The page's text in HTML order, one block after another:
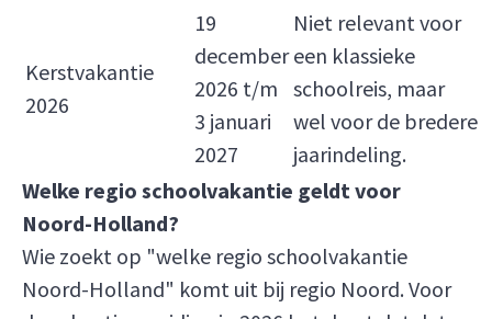
Kerstvakantie
2026
19
december
2026 t/m
3 januari
2027
Niet relevant voor
een klassieke
schoolreis, maar
wel voor de bredere
jaarindeling.
Welke regio schoolvakantie geldt voor
Noord-Holland?
Wie zoekt op "welke regio schoolvakantie
Noord-Holland" komt uit bij regio Noord. Voor